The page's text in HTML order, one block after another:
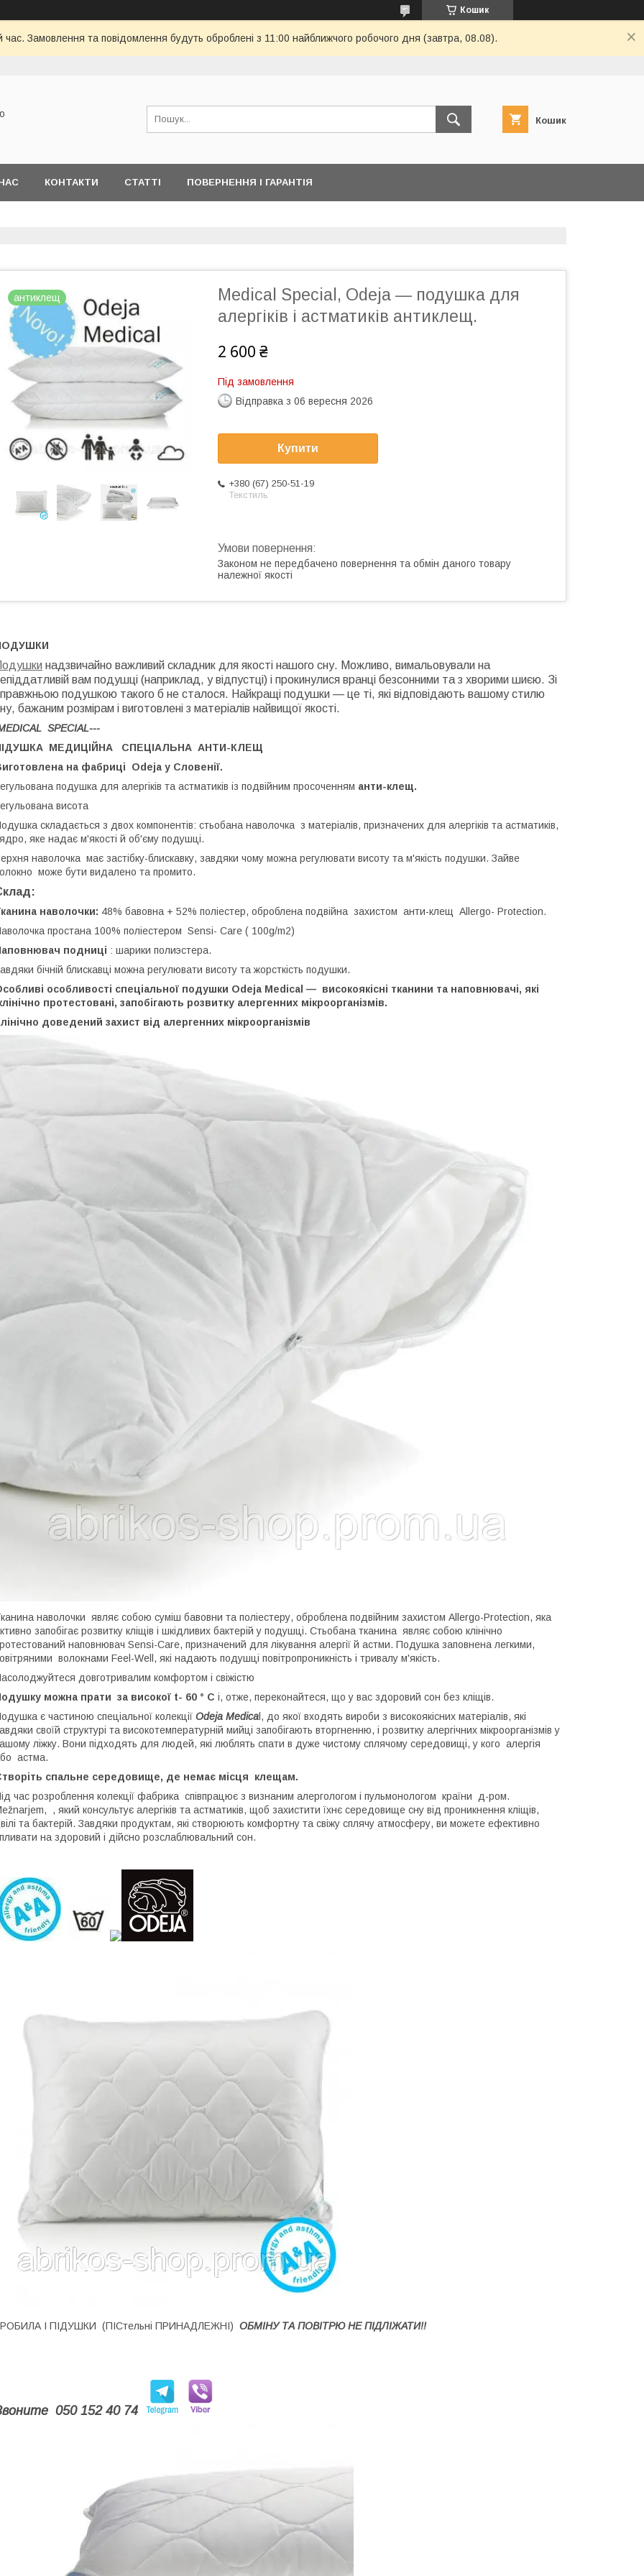
Кошик
час. Замовлення та повідомлення будуть оброблені з 11:00 найближчого робочого дня (завтра, 08.08).
Кошик
КОНТАКТИ СТАТТІ ПОВЕРНЕННЯ І ГАРАНТІЯ
антиклещ
Medical Special, Odeja — подушка для
алергіків і астматиків антиклещ.
2 600 ₴
Під замовлення
Відправка з 06 вересня 2026
Купити
+380 (67) 250-51-19
Текстиль
Законом не передбачено повернення та обмін даного товару
належної якості
надзвичайно важливий складник для якості нашого сну. Можливо, вимальовували на
вам подушці (наприклад, у відпустці) і прокинулися вранці безсонними та з хворими шиєю. Зі
подушкою такого б не сталося. Найкращі подушки — це ті, які відповідають вашому стилю
бажаним розмірам і виготовлені з матеріалів найвищої якості.
SPECIAL---
МЕДИЦІЙНА СПЕЦІАЛЬНА АНТИ-КЛЕЩ
на фабриці Odeja у Словенії.
подушка для алергіків та астматиків із подвійним просоченням анти-клещ.
висота
складається з двох компонентів: стьобана наволочка з матеріалів, призначених для алергіків та астматиків,
ядро, яке надає м'якості й об'єму подушці.
наволочка має застібку-блискавку, завдяки чому можна регулювати висоту та м'якість подушки. Зайве
може бути видалено та промито.
наволочки: 48% бавовна + 52% поліестер, оброблена подвійна захистом анти-клещ Allergo- Protection.
простана 100% поліестером Sensi- Care ( 100g/m2)
подниці : шарики полиэстера.
бічній блискавці можна регулювати висоту та жорсткість подушки.
особливості спеціальної подушки Odeja Medical — високоякісні тканини та наповнювачі, які
протестовані, запобігають розвитку алергенних мікроорганізмів.
доведений захист від алергенних мікроорганізмів
наволочки являє собою суміш бавовни та поліестеру, оброблена подвійним захистом Allergo-Protection, яка
запобігає розвитку кліщів і шкідливих бактерій у подушці. Стьобана тканина являє собою клінічно
наповнювач Sensi-Care, призначений для лікування алергії й астми. Подушка заповнена легкими,
волокнами Feel-Well, які надають подушці повітропроникність і тривалу м'якість.
довготривалим комфортом і свіжістю
можна прати за високої t- 60 ° C і, отже, переконайтеся, що у вас здоровий сон без кліщів.
є частиною спеціальної колекції Odeja Medica l, до якої входять вироби з високоякісних матеріалів, які
своїй структурі та високотемпературній мийці запобігають вторгненню, і розвитку алергічних мікроорганізмів у
ліжку. Вони підходять для людей, які люблять спати в дуже чистому сплячому середовищі, у кого алергія
астма.
спальне середовище, де немає місця клещам.
час розроблення колекції фабрика співпрацює з визнаним алергологом і пульмонологом країни д-ром.
, який консультує алергіків та астматиків, щоб захистити їхнє середовище сну від проникнення кліщів,
та бактерій. Завдяки продуктам, які створюють комфортну та свіжу сплячу атмосферу, ви можете ефективно
на здоровий і дійсно розслаблювальний сон.
І ПІДУШКИ (ПІСтельні ПРИНАДЛЕЖНІ) ОБМІНУ ТА ПОВІТРЮ НЕ ПІДЛІЖАТИ!!
050 152 40 74